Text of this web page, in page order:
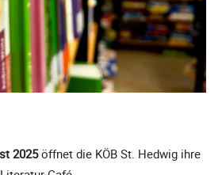
2025öffnet die KÖB St. Hedwig ihre